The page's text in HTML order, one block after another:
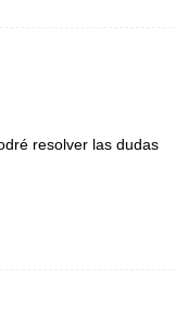
resolver las dudas